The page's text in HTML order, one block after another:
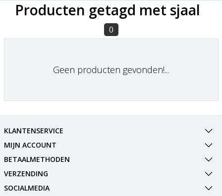
Producten getagd met sjaal
0
Geen producten gevonden!...
KLANTENSERVICE
MIJN ACCOUNT
BETAALMETHODEN
VERZENDING
SOCIALMEDIA